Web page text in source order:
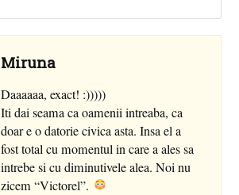
Miruna
Daaaaaa, exact! :)))))
Iti dai seama ca oamenii intreaba, ca
doar e o datorie civica asta. Insa el a
fost total cu momentul in care a ales sa
intrebe si cu diminutivele alea. Noi nu
zicem “Victorel”.